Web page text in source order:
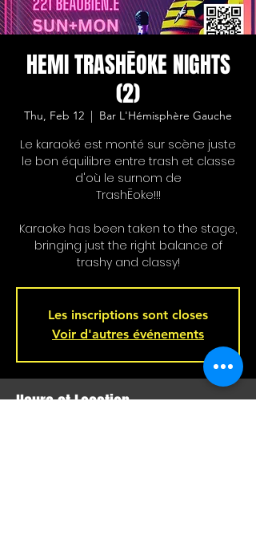
HEMI TRASHĒOKE NIGHTS
(2)
Thu, Feb 12 Bar L'Hémisphère Gauche
Le karaoké est monté sur scène juste
le bon équilibre entre trash et classe
d'où le surnom de
TrashĒoke!!!
Karaoke has been taken to the stage,
bringing just the right balance of
trashy and classy!
Les inscriptions sont closes
Voir d'autres événements
Heure et Location